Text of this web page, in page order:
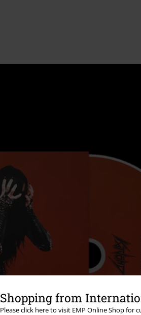
Shopping from
Please click here to visit EMP Online Shop for